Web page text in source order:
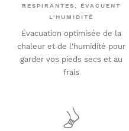
RESPIRANTES, ÉVACUENT
L'HUMIDITÉ
Évacuation optimisée de la
chaleur et de l'humidité pour
garder vos pieds secs et au
frais